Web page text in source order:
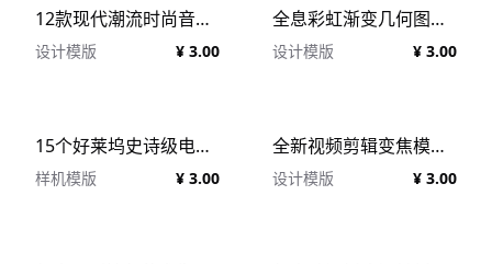
12款现代潮流时尚音乐节演唱会演出抽象渐变招贴艺术海报设计素材 12 Brutal Poster Templates
设计模版 ¥ 3.00
全息彩虹渐变几何图形渐变模糊弥散光小红书竖屏海报封面PSD模板 BLURIA Gradient Quotes Instagram
设计模版 ¥ 3.00
15个好莱坞史诗级电影预告片剧院竖屏电影海报PSD模板 Movie Poster Templates
样机模版 ¥ 3.00
全新视频剪辑变焦模糊AE电影效果包 Woodlfilms All New Ultimate Bundle
设计模版 ¥ 3.00